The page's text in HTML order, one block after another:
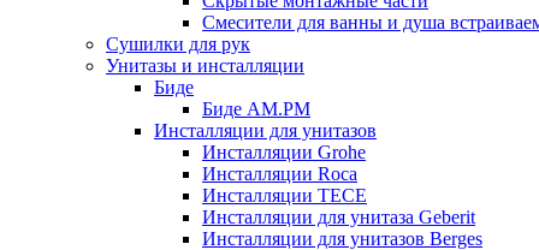
Смесители для ванны и душа
Сушилки для рук
Унитазы и инсталляции
Биде
Биде AM.PM
Инсталляции для унитазов
Инсталляции Grohe
Инсталляции Roca
Инсталляции TECE
Инсталляции для унитаза Geberit
Инсталляции для унитазов Berges